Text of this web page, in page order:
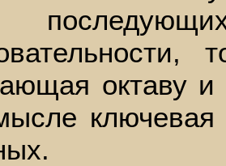
октаву